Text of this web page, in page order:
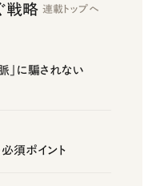
戦略 連載トップへ
」に騙されない
須ポイント